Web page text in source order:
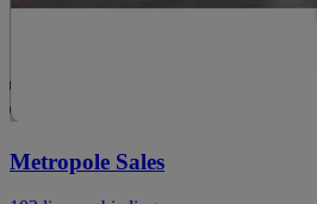
Metropole Sales